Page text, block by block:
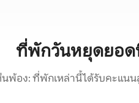
ที่พักวันหยุดยอด
นพ้อง: ที่พักเหล่านี้ได้รับคะแน